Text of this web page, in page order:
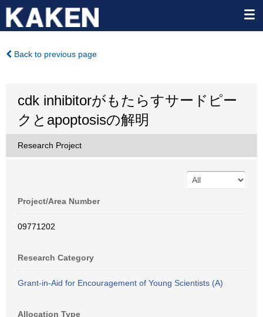
Back to previous page
cdk inhibitorがもたらすサードピー
クとapoptosisの解明
Research Project
Project/Area Number
09771202
Research Category
Grant-in-Aid for Encouragement of Young Scientists (A)
Allocation Type